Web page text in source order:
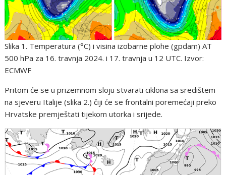
Slika 1. Temperatura (°C) i visina izobarne plohe (gpdam) AT
500 hPa za 16. travnja 2024. i 17. travnja u 12 UTC. Izvor:
ECMWF
Pritom će se u prizemnom sloju stvarati ciklona sa središtem
na sjeveru Italije (slika 2.) čiji će se frontalni poremećaji preko
Hrvatske premještati tijekom utorka i srijede.